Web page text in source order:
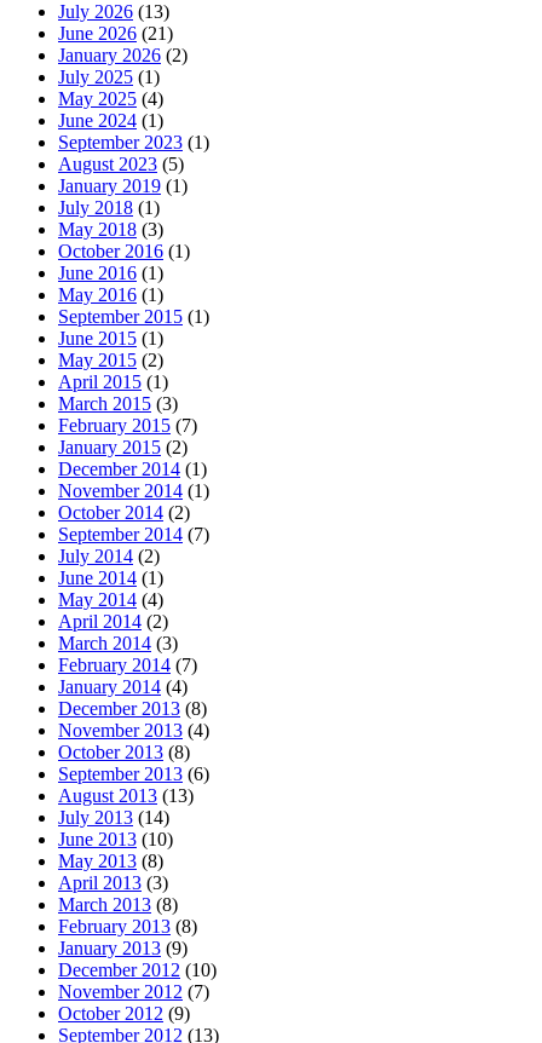
July 2026 (13)
June 2026 (21)
January 2026 (2)
July 2025 (1)
May 2025 (4)
June 2024 (1)
September 2023 (1)
August 2023 (5)
January 2019 (1)
July 2018 (1)
May 2018 (3)
October 2016 (1)
June 2016 (1)
May 2016 (1)
September 2015 (1)
June 2015 (1)
May 2015 (2)
April 2015 (1)
March 2015 (3)
February 2015 (7)
January 2015 (2)
December 2014 (1)
November 2014 (1)
October 2014 (2)
September 2014 (7)
July 2014 (2)
June 2014 (1)
May 2014 (4)
April 2014 (2)
March 2014 (3)
February 2014 (7)
January 2014 (4)
December 2013 (8)
November 2013 (4)
October 2013 (8)
September 2013 (6)
August 2013 (13)
July 2013 (14)
June 2013 (10)
May 2013 (8)
April 2013 (3)
March 2013 (8)
February 2013 (8)
January 2013 (9)
December 2012 (10)
November 2012 (7)
October 2012 (9)
September 2012 (13)